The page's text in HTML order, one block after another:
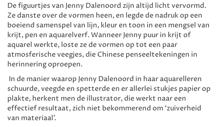
De figuurtjes van Jenny Dalenoord zijn altijd licht vervormd.
Ze danste over de vormen heen, en legde de nadruk op een
boeiend samenspel van lijn, kleur en toon in een mengsel van
krijt, pen en aquarelverf. Wanneer Jenny puur in krijt of
aquarel werkte, loste ze de vormen op tot een paar
atmosferische veegjes, die Chinese penseeltekeningen in
herinnering oproepen.
In de manier waarop Jenny Dalenoord in haar aquarelleren
schuurde, veegde en spetterde en er allerlei stukjes papier op
plakte, herkent men de illustrator, die werkt naar een
effectief resultaat, zich niet bekommerend om ‘zuiverheid
van materiaal’.